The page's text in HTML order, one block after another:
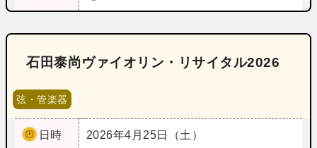
石田泰尚ヴァイオリン・リサイタル2026
弦・管楽器
日時
2026年4月25日（土）